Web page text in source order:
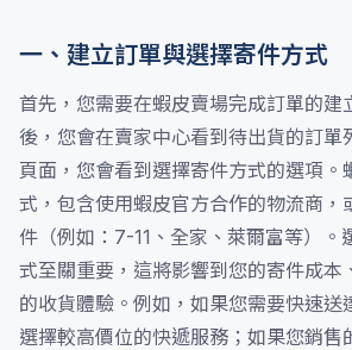
一、建立訂單與選擇寄件方式
首先，您需要在蝦皮賣場完成訂單的建
後，您會在賣家中心看到待出貨的訂單
頁面，您會看到選擇寄件方式的選項。
式，包含使用蝦皮官方合作的物流商，
件（例如：7-11、全家、萊爾富等）。
式至關重要，這將影響到您的寄件成本
的收貨體驗。例如，如果您需要快速送
選擇較高價位的快遞服務；如果您銷售